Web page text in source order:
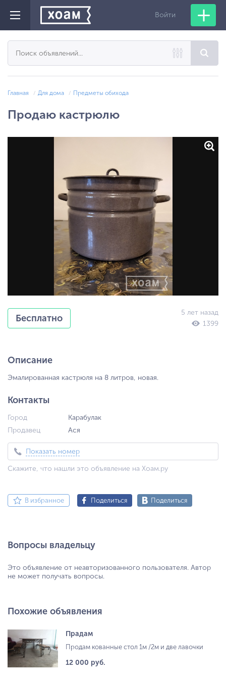
Войти
Главная Для дома Предметы обихода
Продаю кастрюлю
Бесплатно
5 лет назад
1399
Описание
Эмалированная кастрюля на 8 литров, новая.
Контакты
Город
Карабулак
Продавец
Ася
Показать номер
Скажите, что нашли это объявление на Хоам.ру
В избранное Поделиться Поделиться
Вопросы владельцу
Это объявление от неавторизованного пользователя. Автор
не может получать вопросы.
Похожие объявления
Прадам
Продам кованные стол 1м /2м и две лавочки
12 000 руб.